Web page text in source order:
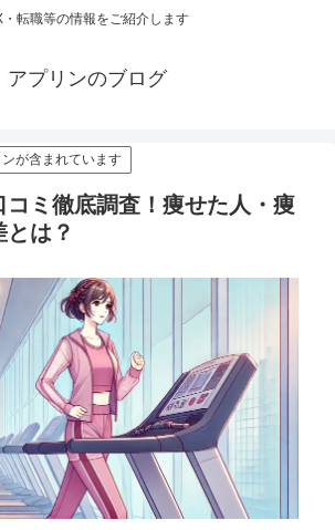
・転職等の情報をご紹介します
アプリンのブログ
が含まれています
コミ徹底調査！痩せた人・痩
は？